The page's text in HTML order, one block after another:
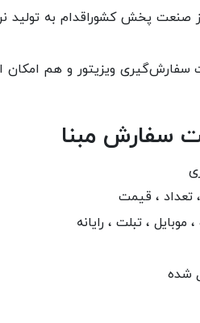
صنعت پخش کشوراقدام به تولید
سفارش‌گیری ویزیتور و هم امکان
سفارش مبنا
تعداد ، قیمت
، تبلت ، رایانه
شده